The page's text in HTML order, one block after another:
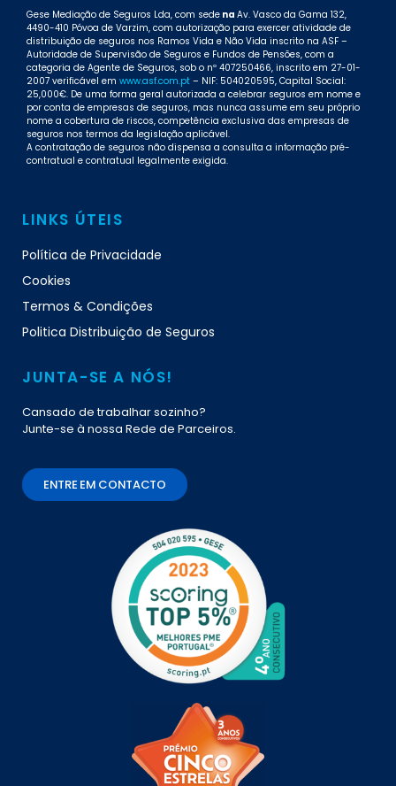
Gese Mediação de Seguros Lda, com sede na Av. Vasco da Gama 132,
4490-410 Póvoa de Varzim, com autorização para exercer atividade de
distribuição de seguros nos Ramos Vida e Não Vida inscrito na ASF –
Autoridade de Supervisão de Seguros e Fundos de Pensões, com a
categoria de Agente de Seguros, sob o nº 407250466, inscrito em 27-01-
2007 verificável em www.asf.com.pt – NIF: 504020595, Capital Social:
25,000€. De uma forma geral autorizada a celebrar seguros em nome e
por conta de empresas de seguros, mas nunca assume em seu próprio
nome a cobertura de riscos, competência exclusiva das empresas de
seguros nos termos da legislação aplicável.
A contratação de seguros não dispensa a consulta a informação pré-
contratual e contratual legalmente exigida.
LINKS ÚTEIS
Política de Privacidade
Cookies
Termos & Condições
Politica Distribuição de Seguros
JUNTA-SE A NÓS!
Cansado de trabalhar sozinho?
Junte-se à nossa Rede de Parceiros.
ENTRE EM CONTACTO